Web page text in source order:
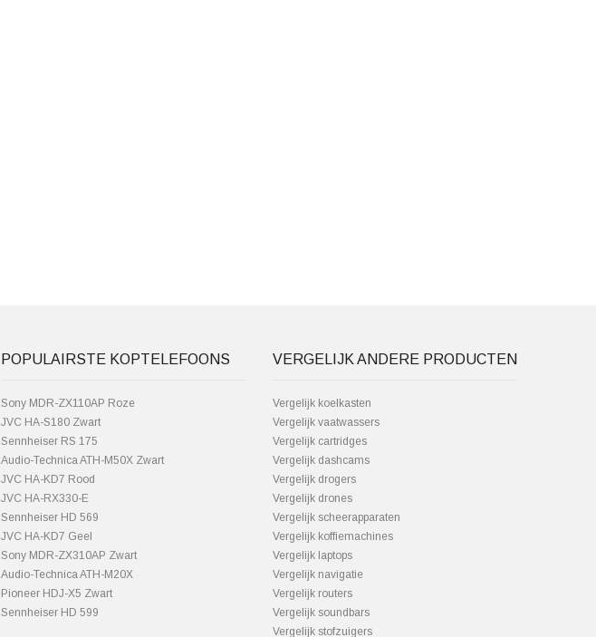
POPULAIRSTE KOPTELEFOONS
Sony MDR-ZX110AP Roze
JVC HA-S180 Zwart
Sennheiser RS 175
Audio-Technica ATH-M50X Zwart
JVC HA-KD7 Rood
JVC HA-RX330-E
Sennheiser HD 569
JVC HA-KD7 Geel
Sony MDR-ZX310AP Zwart
Audio-Technica ATH-M20X
Pioneer HDJ-X5 Zwart
Sennheiser HD 599
VERGELIJK ANDERE PRODUCTEN
Vergelijk koelkasten
Vergelijk vaatwassers
Vergelijk cartridges
Vergelijk dashcams
Vergelijk drogers
Vergelijk drones
Vergelijk scheerapparaten
Vergelijk koffiemachines
Vergelijk laptops
Vergelijk navigatie
Vergelijk routers
Vergelijk soundbars
Vergelijk stofzuigers